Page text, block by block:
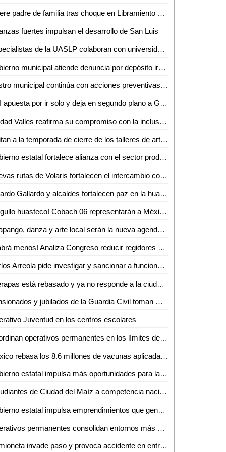
Muere padre de familia tras choque en Libramiento Poniente; su hijo continúa grave
fuertes impulsan el desarrollo de San Luis
Especialistas de la UASLP colaboran con universidades de Estados Unidos en investigación sobre chikungunya
Gobierno municipal atiende denuncia por depósito irregular de basura en Villas del Real de Santiago
Rastro municipal continúa con acciones preventivas y de concientización contra el gusano barrenador del ganado
PRI apuesta por ir solo y deja en segundo plano a Galindo
Ciudad Valles reafirma su compromiso con la inclusión y el respeto a la diversidad
Invitan a la temporada de cierre de los talleres de artes escénicas, danza y teatro en el CeartSLP
Gobierno estatal fortalece alianza con el sector productivo para impulsar crecimiento económico
Nuevas rutas de Volaris fortalecen el intercambio comercial y turístico de San Luis Potosí
Ricardo Gallardo y alcaldes fortalecen paz en la huasteca
¡Orgullo huasteco! Cobach 06 representarán a México en Brasil
Huapango, danza y arte local serán la nueva agenda cultural en Ciudad Valles
¡Habrá menos! Analiza Congreso reducir regidores y síndicos; reforma entraría en vigor hasta 2030
Carlos Arreola pide investigar y sancionar a funcionarios federales que incumplan con su labor
Interapas está rebasado y ya no responde a la ciudadanía: Luis Fernando Gámez
Pensionados y jubilados de la Guardia Civil toman Oficialía Mayor por incumplimiento de aumento salarial
Juventud en los centros escolares
Coordinan operativos permanentes en los límites de San Luis Potosí y Zacatecas
México rebasa los 8.6 millones de vacunas aplicadas en poco más de un mes
Gobierno estatal impulsa más oportunidades para la reinserción social de mujeres
Estudiantes de Ciudad del Maíz a competencia nacional
Gobierno estatal impulsa emprendimientos que generan más empleo
Operativos permanentes consolidan entornos más seguros en todo el estado
Camioneta invade paso y provoca accidente en entronque carretero